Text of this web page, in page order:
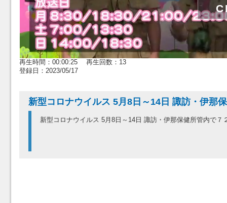
再生時間：00:00:25 再生回数：13
登録日：2023/05/17
新型コロナウイルス 5月8日～14日 諏訪・伊那
新型コロナウイルス 5月8日～14日 諏訪・伊那保健所管内で７